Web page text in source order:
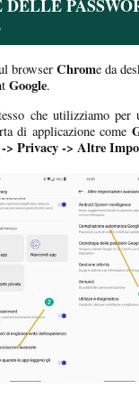
DELLE
browser Chrome da
Google.
che utilizziamo per
di applicazione come
> Privacy -> Altre